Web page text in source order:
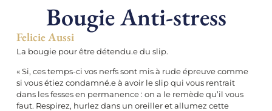
Bougie Anti-stress
Felicie Aussi
La bougie pour être détendu.e du slip.
« Si, ces temps-ci vos nerfs sont mis à rude épreuve comme
si vous étiez condamné.e à avoir le slip qui vous rentrait
dans les fesses en permanence : on a le remède qu’il vous
faut. Respirez, hurlez dans un oreiller et allumez cette